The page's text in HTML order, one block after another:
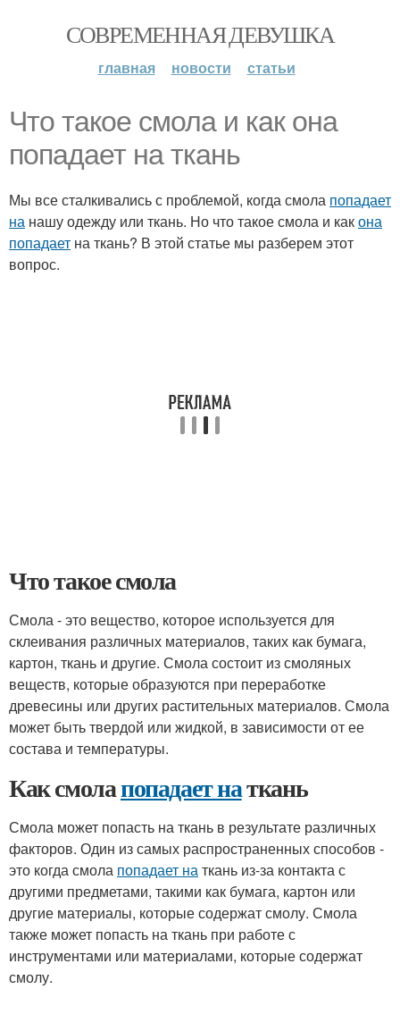
СОВРЕМЕННАЯ ДЕВУШКА
главная новости статьи
Что такое смола и как она
попадает на ткань
Мы все сталкивались с проблемой, когда смола попадает
на нашу одежду или ткань. Но что такое смола и какона
попадает на ткань? В этой статье мы разберем этот
вопрос.
Что такое смола
Смола - это вещество, которое используется для
склеивания различных материалов, таких как бумага,
картон, ткань и другие. Смола состоит из смоляных
веществ, которые образуются при переработке
древесины или других растительных материалов. Смола
может быть твердой или жидкой, в зависимости от ее
состава и температуры.
Как смолапопадает наткань
Смола может попасть на ткань в результате различных
факторов. Один из самых распространенных способов -
это когда смола попадает наткань из-за контакта с
другими предметами, такими как бумага, картон или
другие материалы, которые содержат смолу. Смола
также может попасть на ткань при работе с
инструментами или материалами, которые содержат
смолу.